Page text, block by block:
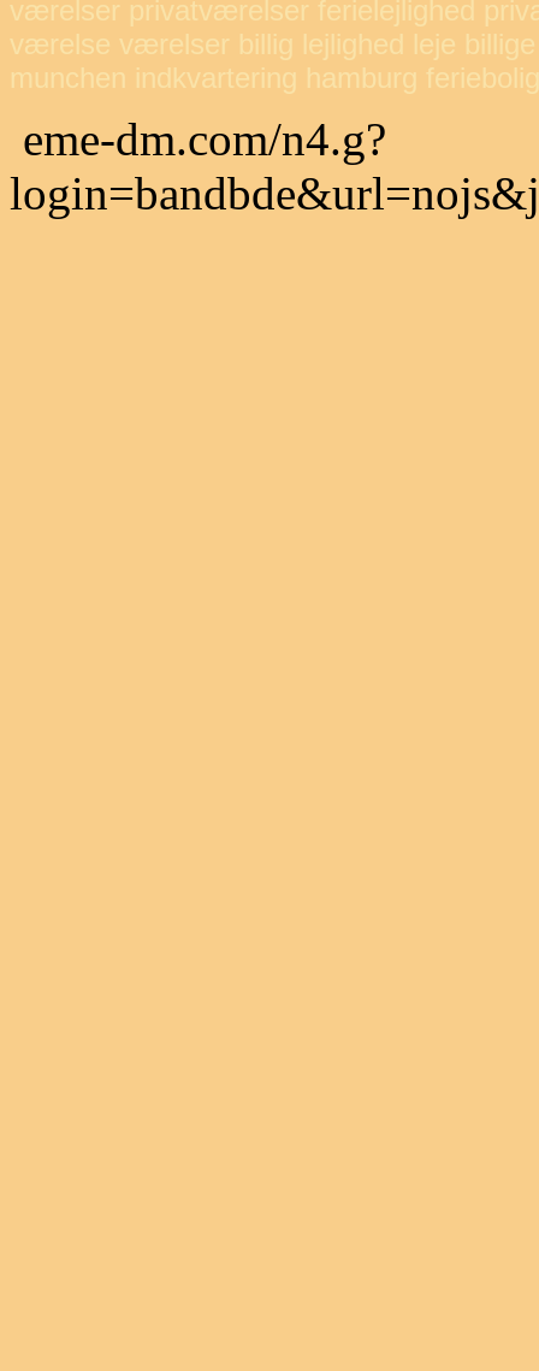
værelser privatværelser ferielejlighed
værelse værelser billig lejlighed leje
munchen indkvartering hamburg
eme-dm.com/n4.g?